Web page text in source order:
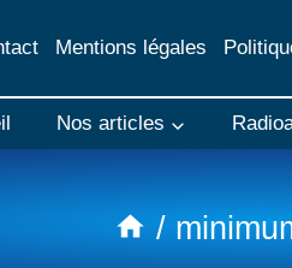
Mentions légales
Nos articles
/